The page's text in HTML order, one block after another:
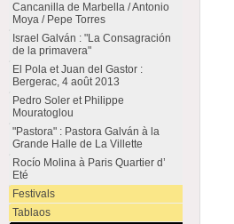
Cancanilla de Marbella / Antonio
Moya / Pepe Torres
Israel Galván : "La Consagración
de la primavera"
El Pola et Juan del Gastor :
Bergerac, 4 août 2013
Pedro Soler et Philippe
Mouratoglou
"Pastora" : Pastora Galván à la
Grande Halle de La Villette
Rocío Molina à Paris Quartier d’
Eté
Festivals
Tablaos